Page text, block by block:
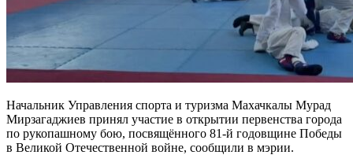
Начальник Управления спорта и туризма Махачкалы Мурад
Мирзагаджиев принял участие в открытии первенства города
по рукопашному бою, посвящённого 81-й годовщине Победы
в Великой Отечественной войне, сообщили в мэрии.